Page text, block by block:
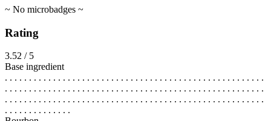
~ No microbadges ~
Rating
3.52 / 5
Base ingredient
. . . . . . . . . . . . . . . . . . . . . . . . . . . . . . . . . . . . . . . . . . . . . . . . . . . . . .
. . . . . . . . . . . . . . . . . . . . . . . . . . . . . . . . . . . . . . . . . . . . . . . . . . . . . .
. . . . . . . . . . . . . . . . . . . . . . . . . . . . . . . . . . . . . . . . . . . . . . . . . . . . . .
. . . . . . . . . . . . . .